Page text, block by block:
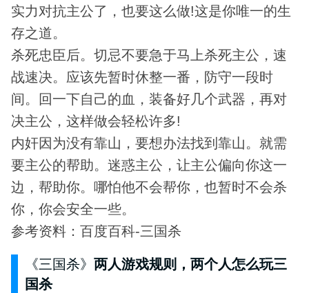
实力对抗主公了，也要这么做!这是你唯一的生
存之道。
杀死忠臣后。切忌不要急于马上杀死主公，速
战速决。应该先暂时休整一番，防守一段时
间。回一下自己的血，装备好几个武器，再对
决主公，这样做会轻松许多!
内奸因为没有靠山，要想办法找到靠山。就需
要主公的帮助。迷惑主公，让主公偏向你这一
边，帮助你。哪怕他不会帮你，也暂时不会杀
你，你会安全一些。
参考资料：百度百科-三国杀
《三国杀》 两人游戏规则，两个人怎么玩三
国杀